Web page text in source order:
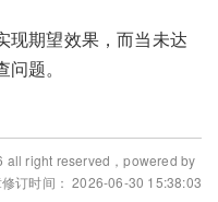
现期望效果，而当未达
题。
all right reserved，powered by
订时间： 2026-06-30 15:38:03